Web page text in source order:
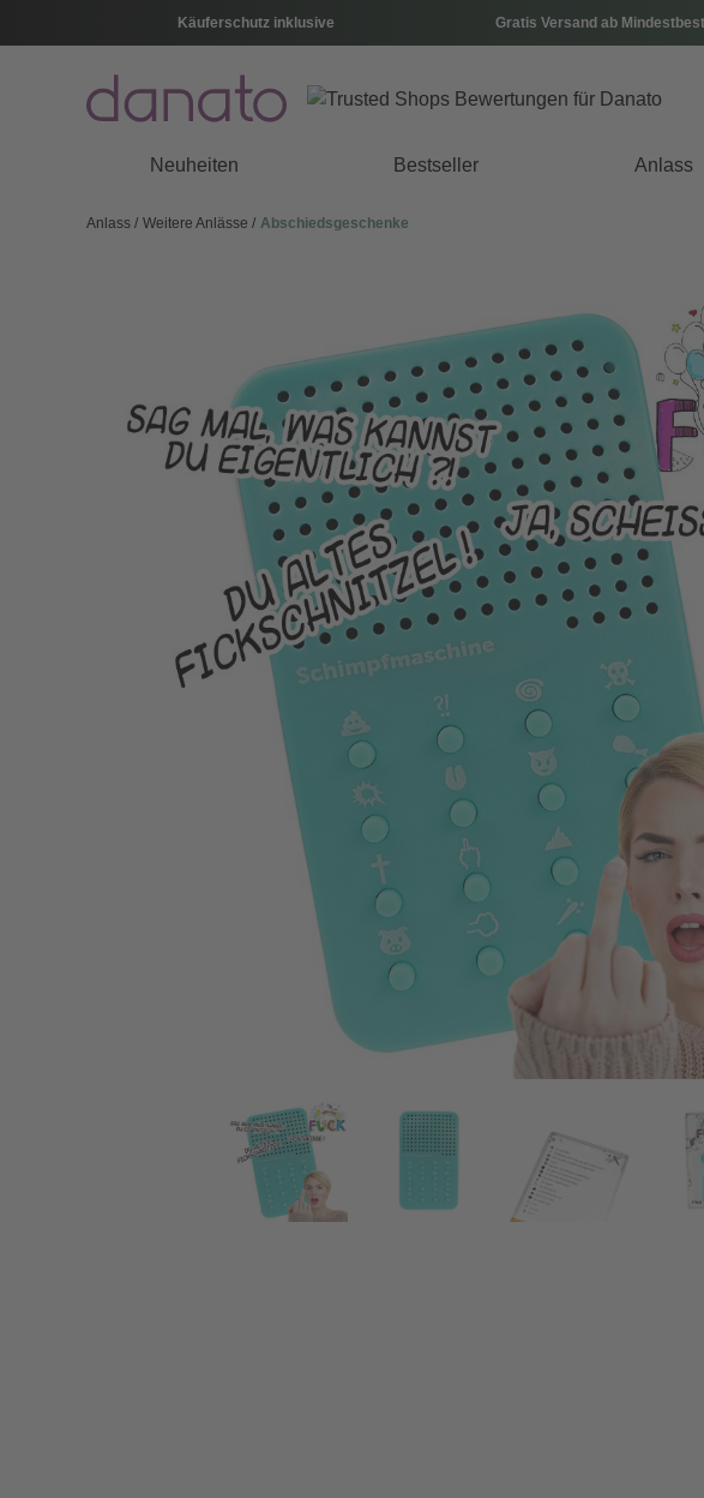
Käuferschutz inklusive Gratis Versand ab
Neuheiten Bestseller Anlass
Anlass Weitere Anlässe Abschiedsgeschenke